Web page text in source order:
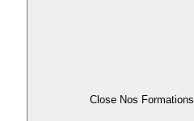
Close Nos Formations